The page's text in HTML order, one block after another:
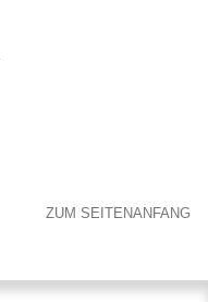
ZUM SEITENANFANG